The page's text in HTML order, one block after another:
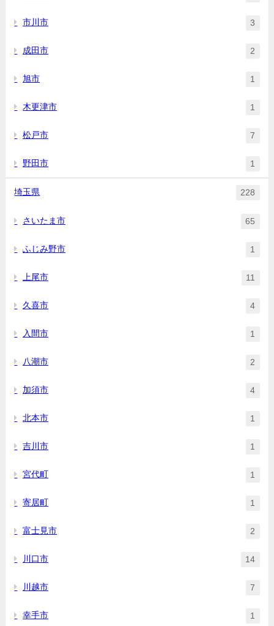
市川市 3
成田市 2
旭市 1
木更津市 1
松戸市 7
野田市 1
埼玉県 228
さいたま市 65
ふじみ野市 1
上尾市 11
久喜市 4
入間市 1
八潮市 2
加須市 4
北本市 1
吉川市 1
宮代町 1
寄居町 1
富士見市 2
川口市 14
川越市 7
幸手市 1